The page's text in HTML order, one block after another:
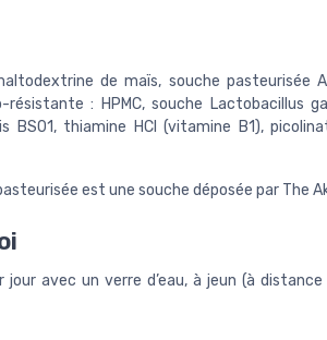
de maïs, souche pasteurisée
résistante : HPMC, souche Lactobacillus
BS01, thiamine HCl (vitamine B1),
est une souche déposée par The
jour avec un verre d’eau, à jeun (à